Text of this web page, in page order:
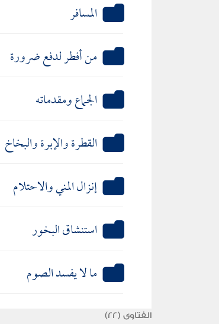
المسافر
من أفطر لدفع ضرورة
الجماع ومقدماته
القطرة والإبرة والبخاخ
إنزال المني والاحتلام
استنشاق البخور
ما لا يفسد الصوم
الفتاوى (22)